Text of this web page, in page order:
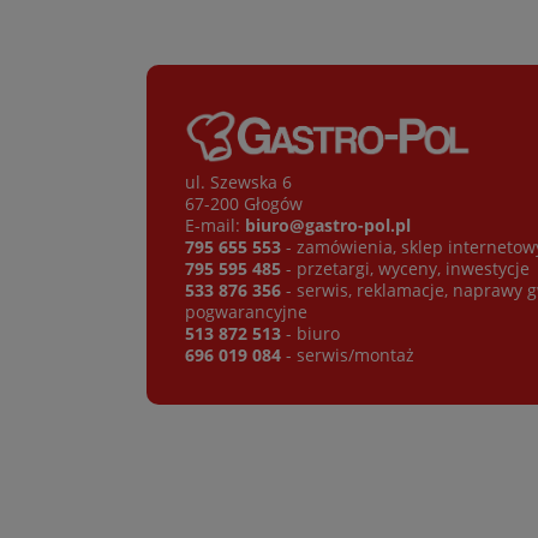
ul. Szewska 6
67-200 Głogów
E-mail: biuro@gastro-pol.pl
795 655 553 - zamówienia, sklep
795 595 485 - przetargi, wyceny, inwestycje
533 876 356 - serwis, reklamacje, naprawy
pogwarancyjne
513 872 513 - biuro
696 019 084 - serwis/montaż